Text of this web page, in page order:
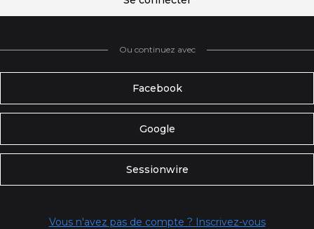
Ou continuez avec
Facebook
Google
Sessionwire
Vous n'avez pas de compte ? Inscrivez-vous